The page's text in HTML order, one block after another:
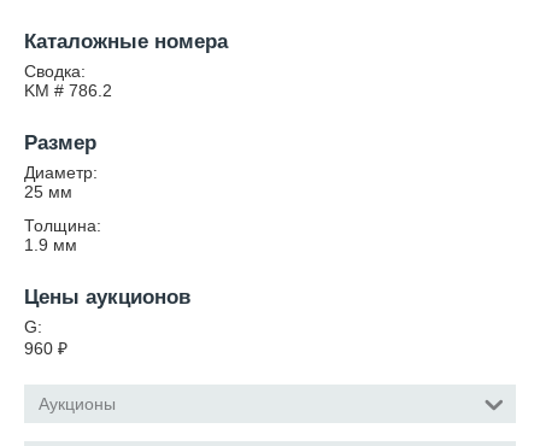
Каталожные номера
Сводка:
KM # 786.2
Размер
Диаметр:
25 мм
Толщина:
1.9 мм
Цены аукционов
G:
960 ₽
Аукционы